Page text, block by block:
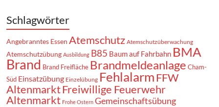
Schlagwörter
Angebranntes Essen Atemschutz Atemschutzüberwachung
Atemschutzübung Ausbildung B85 Baum auf Fahrbahn BMA
Brand Brand Freifläche Brandmeldeanlage Cham-
Süd Einsatzübung Einzelübung Fehlalarm FFW
AltenmarktFreiwillige Feuerwehr
Altenmarkt Frohe Ostern Gemeinschaftsübung